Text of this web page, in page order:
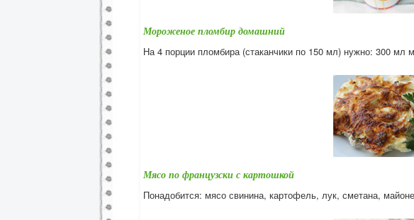
Мороженое пломбир домашний
На 4 порции пломбира (стаканчики по 150 мл) нужно: 300 мл
Мясо по французски с картошкой
Понадобится: мясо свинина, картофель, лук, сметана,